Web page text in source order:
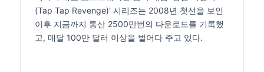
(Tap Tap Revenge)' 시리즈는 2008년 첫선을 보인
이후 지금까지 통산 2500만번의 다운로드를 기록했
고, 매달 100만 달러 이상을 벌어다 주고 있다.